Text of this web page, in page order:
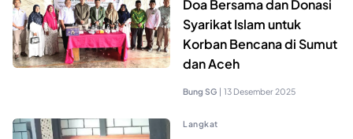
Doa Bersama dan Donasi
Syarikat Islam untuk
Korban Bencana di Sumut
dan Aceh
Bung SG | 13 Desember 2025
Langkat